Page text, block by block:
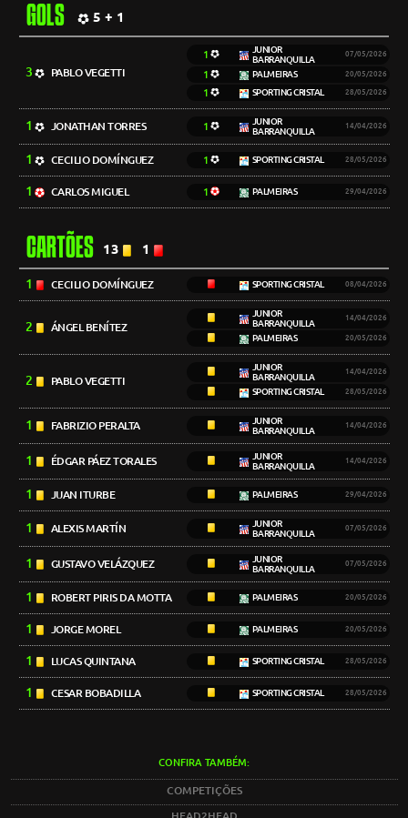
GOLS 5 + 1
3 PABLO VEGETTI
1
JUNIOR
BARRANQUILLA
07/05/2026
1 PALMEIRAS 20/05/2026
1 SPORTING CRISTAL 28/05/2026
1 JONATHAN TORRES 1
JUNIOR
BARRANQUILLA
14/04/2026
1 CECILIO DOMÍNGUEZ 1 SPORTING CRISTAL 28/05/2026
1 CARLOS MIGUEL 1 PALMEIRAS 29/04/2026
CARTÕES 13 1
1 CECILIO DOMÍNGUEZ SPORTING CRISTAL 08/04/2026
2 ÁNGEL BENÍTEZ
JUNIOR
BARRANQUILLA
14/04/2026
PALMEIRAS 20/05/2026
2 PABLO VEGETTI
JUNIOR
BARRANQUILLA
14/04/2026
SPORTING CRISTAL 28/05/2026
1 FABRIZIO PERALTA
JUNIOR
BARRANQUILLA
14/04/2026
1 ÉDGAR PÁEZ TORALES
JUNIOR
BARRANQUILLA
14/04/2026
1 JUAN ITURBE PALMEIRAS 29/04/2026
1 ALEXIS MARTÍN
JUNIOR
BARRANQUILLA
07/05/2026
1 GUSTAVO VELÁZQUEZ
JUNIOR
BARRANQUILLA
07/05/2026
1 ROBERT PIRIS DA MOTTA PALMEIRAS 20/05/2026
1 JORGE MOREL PALMEIRAS 20/05/2026
1 LUCAS QUINTANA SPORTING CRISTAL 28/05/2026
1 CESAR BOBADILLA SPORTING CRISTAL 28/05/2026
CONFIRA TAMBÉM:
COMPETIÇÕES